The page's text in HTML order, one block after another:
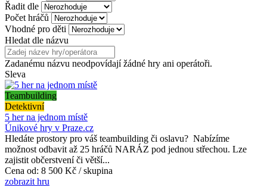
Řadit dle
Počet hráčů
Vhodné pro děti
Hledat dle názvu
Zadanému názvu neodpovídají žádné hry ani operátoři.
Sleva
Teambuilding
Detektivní
5 her na jednom místě
Únikové hry v Praze.cz
Hledáte prostory pro váš teambuilding či oslavu? Nabízíme
možnost odbavit až 25 hráčů NARÁZ pod jednou střechou. Lze
zajistit občerstvení či větší...
Cena od: 8 500 Kč / skupina
zobrazit hru